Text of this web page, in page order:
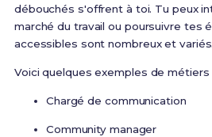
débouchés s'offrent à toi. Tu peux
marché du travail ou poursuivre tes
accessibles sont nombreux et variés.
Voici quelques exemples de
Chargé de communication
Community manager